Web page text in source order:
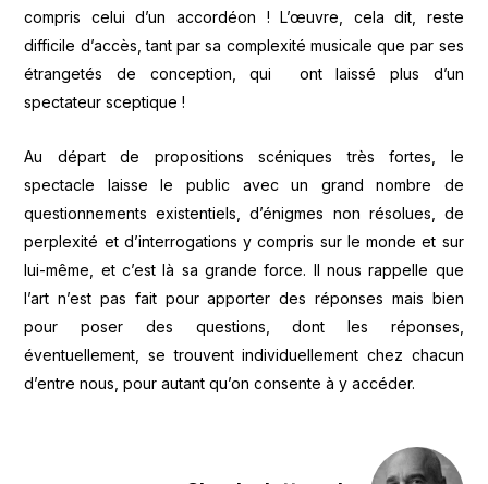
compris celui d’un accordéon ! L’œuvre, cela dit, reste
difficile d’accès, tant par sa complexité musicale que par ses
étrangetés de conception, qui ont laissé plus d’un
spectateur sceptique !
Au départ de propositions scéniques très fortes, le
spectacle laisse le public avec un grand nombre de
questionnements existentiels, d’énigmes non résolues, de
perplexité et d’interrogations y compris sur le monde et sur
lui-même, et c’est là sa grande force. Il nous rappelle que
l’art n’est pas fait pour apporter des réponses mais bien
pour poser des questions, dont les réponses,
éventuellement, se trouvent individuellement chez chacun
d’entre nous, pour autant qu’on consente à y accéder.